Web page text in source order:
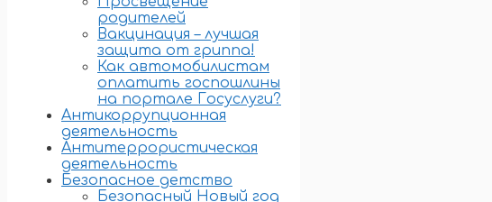
родителей
Вакцинация – лучшая
защита от гриппа!
Как автомобилистам
оплатить госпошлины
на портале Госуслуги?
Антикоррупционная
деятельность
Антитеррористическая
деятельность
Безопасное детство
Безопасный Новый год